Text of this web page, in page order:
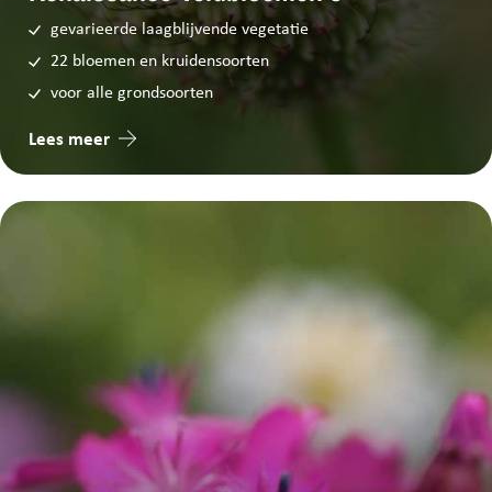
Handelsonderneming Vlamings
Steenbergen
Hanol BV
Henk Koopstra Handelsonderneming
Innogreen
Jabaay B.V.
Barendrecht
gevarieerde laagblijvende vegetatie
22 bloemen en kruidensoorten
voor alle grondsoorten
Lees meer